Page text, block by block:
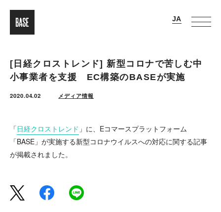
[日経クロストレンド] 新型コロナで苦しむ中
小事業者を支援 EC構築のBASEが実施
2020.04.02 メディア情報
「日経クロストレンド 」に、Eコマースプラットフォーム
「BASE」が実施する新型コロナウイルスへの対応に関する記事
が掲載されました。